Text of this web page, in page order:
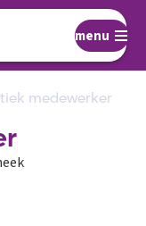
menu
medewerker